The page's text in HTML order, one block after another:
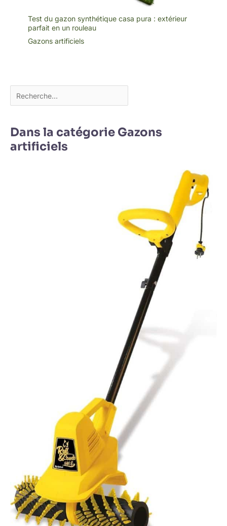
Test du gazon synthétique casa pura : extérieur
parfait en un rouleau
Gazons artificiels
Dans la catégorie Gazons
artificiels